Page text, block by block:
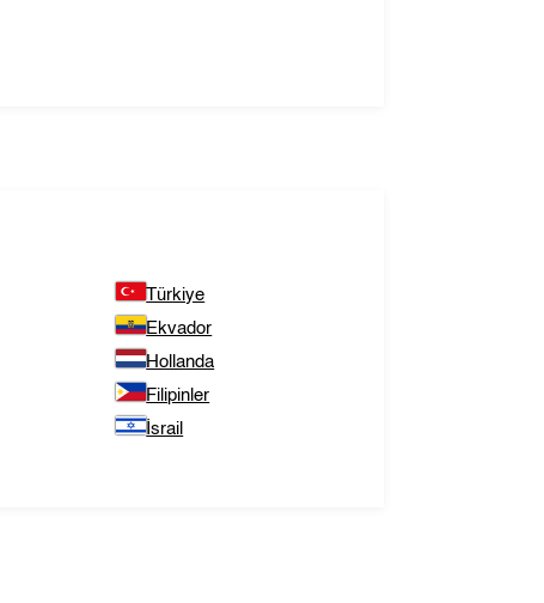
Türkiye
Ekvador
Hollanda
Filipinler
İsrail